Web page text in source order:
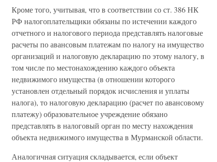
Кроме того, учитывая, что в соответствии со ст. 386 НК
РФ налогоплательщики обязаны по истечении каждого
отчетного и налогового периода представлять налоговые
расчеты по авансовым платежам по налогу на имущество
организаций и налоговую декларацию по этому налогу, в
том числе по местонахождению каждого объекта
недвижимого имущества (в отношении которого
установлен отдельный порядок исчисления и уплаты
налога), то налоговую декларацию (расчет по авансовому
платежу) образовательное учреждение обязано
представлять в налоговый орган по месту нахождения
объекта недвижимого имущества в Мурманской области.
Аналогичная ситуация складывается, если объект